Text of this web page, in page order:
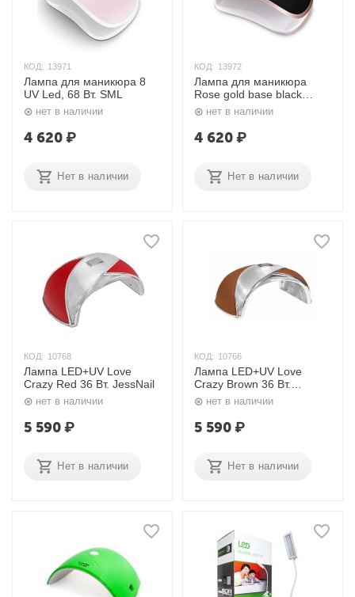
КОД: 13971
Лампа для маникюра 8
UV Led, 68 Вт. SML
нет в наличии
4 620₽
Нет в наличии
КОД: 13972
Лампа для маникюра
Rose gold base black
cover, 8 UV Led, 68 Вт.
SML
нет в наличии
4 620₽
Нет в наличии
КОД: 10768
Лампа LED+UV Love
Crazy Red 36 Вт. JessNail
нет в наличии
5 590₽
Нет в наличии
КОД: 10766
Лампа LED+UV Love
Crazy Brown 36 Вт.
JessNail
нет в наличии
5 590₽
Нет в наличии